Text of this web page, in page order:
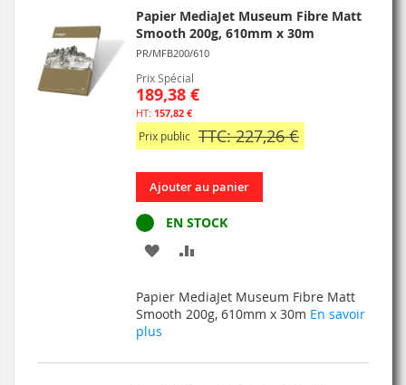
D’ENVIE
Papier MediaJet Museum Fibre Matt
Smooth 200g, 610mm x 30m
PR/MFB200/610
Prix Spécial
189,38 €
157,82 €
Prix public TTC: 227,26 €
Ajouter au panier
EN STOCK
AJOUTER
MA
COMPARATEUR
Papier MediaJet Museum Fibre Matt
Smooth 200g, 610mm x 30m En savoir
plus